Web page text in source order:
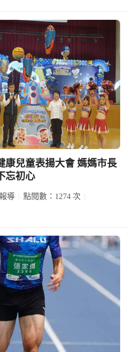
康兒童表揚大會 媽媽市長
忘初心
導 點閱數：1274 次